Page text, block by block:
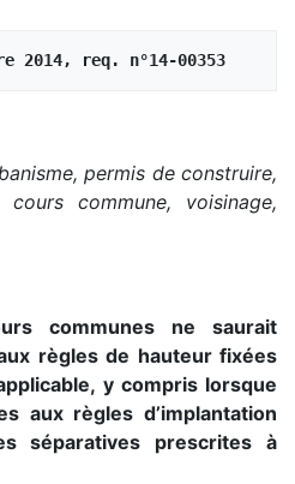
2014, req. n°14-00353
permis de construire,
commune, voisinage,
communes ne saurait
règles de hauteur fixées
y compris lorsque
aux règles d’implantation
séparatives prescrites à